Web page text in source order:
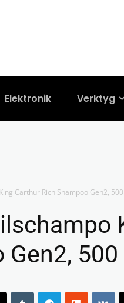
Elektronik Verktyg
Carthur Rich Shampoo Gen2,
Gen2, 500